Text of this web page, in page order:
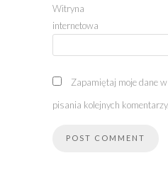
Witryna
internetowa
Zapamiętaj moje dane
pisania kolejnych komentarzy.